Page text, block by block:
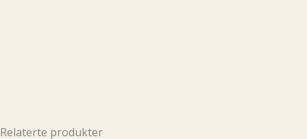
Relaterte produkter